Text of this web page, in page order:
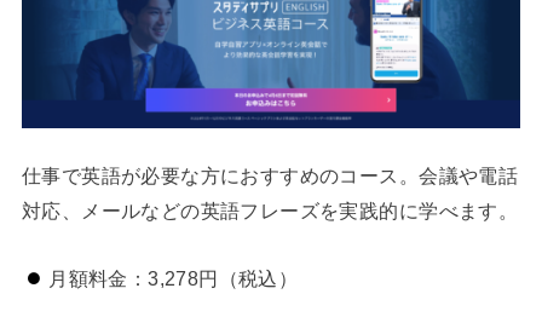
仕事で英語が必要な方におすすめのコース。会議や電話
対応、メールなどの英語フレーズを実践的に学べます。
月額料金：3,278円（税込）